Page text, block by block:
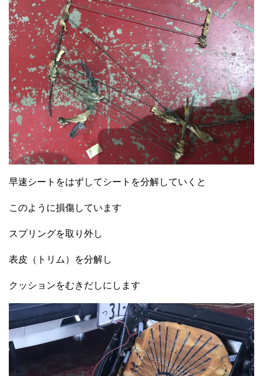
早速シートをはずしてシートを分解していくと
このように損傷しています
スプリングを取り外し
表皮（トリム）を分解し
クッションをむきだしにします